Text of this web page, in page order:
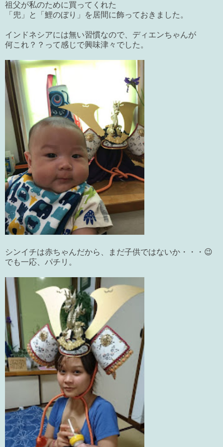
祖父が私のために買ってくれた
「兜」と「鯉のぼり」を居間に飾っておきました。
インドネシアには無い習慣なので、ディエンちゃんが
何これ？？って感じで興味津々でした。
シンイチは赤ちゃんだから、まだ子供ではないか・・・😉
でも一応、パチリ。